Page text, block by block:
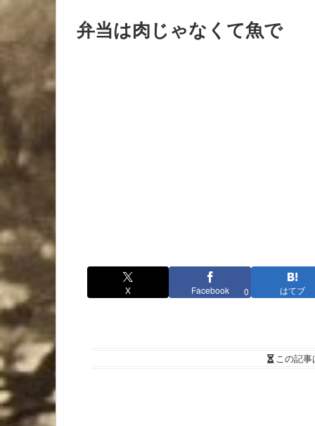
弁当は肉じゃなくて魚で
X Facebook 0 はてブ
この記事